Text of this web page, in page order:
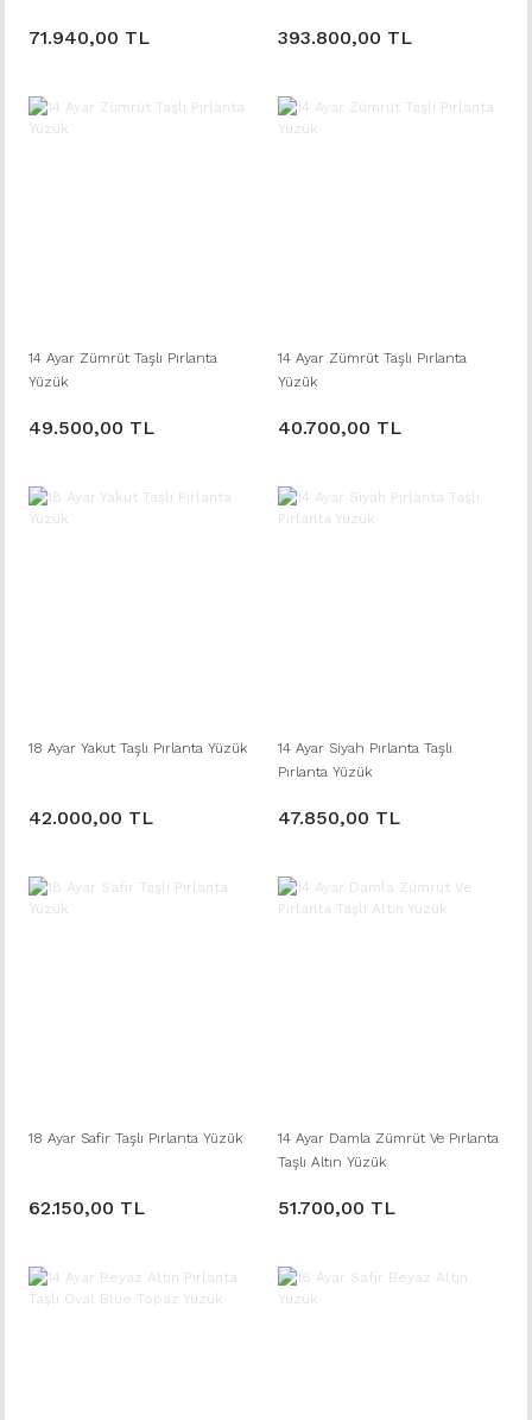
71.940,00 TL 393.800,00 TL
14 Ayar Zümrüt Taşlı Pırlanta
Yüzük
49.500,00 TL
14 Ayar Zümrüt Taşlı Pırlanta
Yüzük
40.700,00 TL
18 Ayar Yakut Taşlı Pırlanta Yüzük
42.000,00 TL
14 Ayar Siyah Pırlanta Taşlı
Pırlanta Yüzük
47.850,00 TL
18 Ayar Safir Taşlı Pırlanta Yüzük
62.150,00 TL
14 Ayar Damla Zümrüt Ve Pırlanta
Taşlı Altın Yüzük
51.700,00 TL